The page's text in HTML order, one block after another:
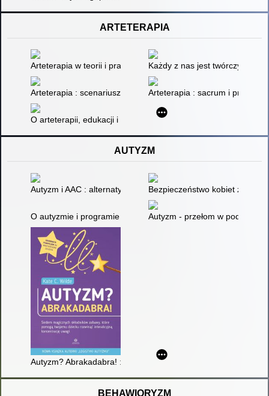
ARTETERAPIA
Arteterapia w teorii i praktyce Każdy z nas jest twórczy -
Arteterapia : scenariusze zajęć Arteterapia : sacrum i profanum
O arteterapii, edukacji i sztuce : teksty rozproszone i
AUTYZM
Autyzm i AAC : alternatywne i wspomagające sposoby
Bezpieczeństwo kobiet z
O autyzmie i programie Son-RiseAutyzm - przełom w podejściu
Autyzm? Abrakadabra! : siedem magicznych składników
BEHAWIORYZM